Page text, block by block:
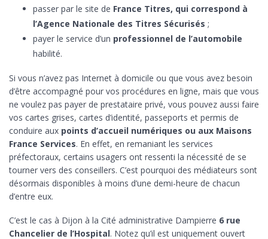
passer par le site de France Titres, qui correspond à
l’Agence Nationale des Titres Sécurisés ;
payer le service d’un professionnel de l’automobile
habilité.
Si vous n’avez pas Internet à domicile ou que vous avez besoin
d’être accompagné pour vos procédures en ligne, mais que vous
ne voulez pas payer de prestataire privé, vous pouvez aussi faire
vos cartes grises, cartes d’identité, passeports et permis de
conduire aux points d’accueil numériques ou aux Maisons
France Services. En effet, en remaniant les services
préfectoraux, certains usagers ont ressenti la nécessité de se
tourner vers des conseillers. C’est pourquoi des médiateurs sont
désormais disponibles à moins d’une demi-heure de chacun
d’entre eux.
C’est le cas à Dijon à la Cité administrative Dampierre 6 rue
Chancelier de l’Hospital. Notez qu’il est uniquement ouvert